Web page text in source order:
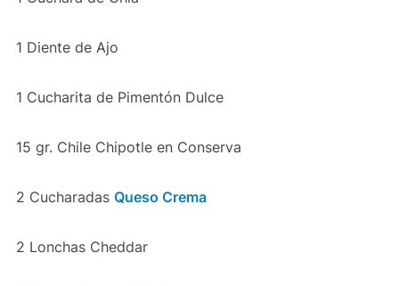
1 Diente de Ajo
1 Cucharita de Pimentón Dulce
15 gr. Chile Chipotle en Conserva
2 Cucharadas Queso Crema
2 Lonchas Cheddar